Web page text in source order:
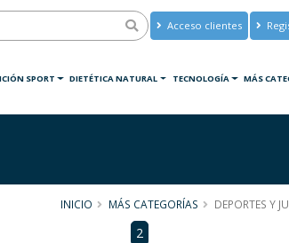
Acceso clientes
SPORT DIETÉTICA NATURAL TECNOLOGÍA MÁS
INICIO MÁS CATEGORÍAS DEPORTES Y
2